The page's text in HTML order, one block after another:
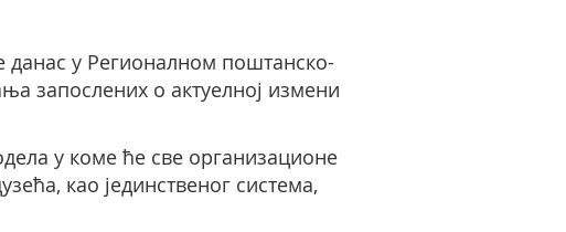
у Регионалном поштанско-
запослених о актуелној измени
у коме ће све организационе
као јединственог система,